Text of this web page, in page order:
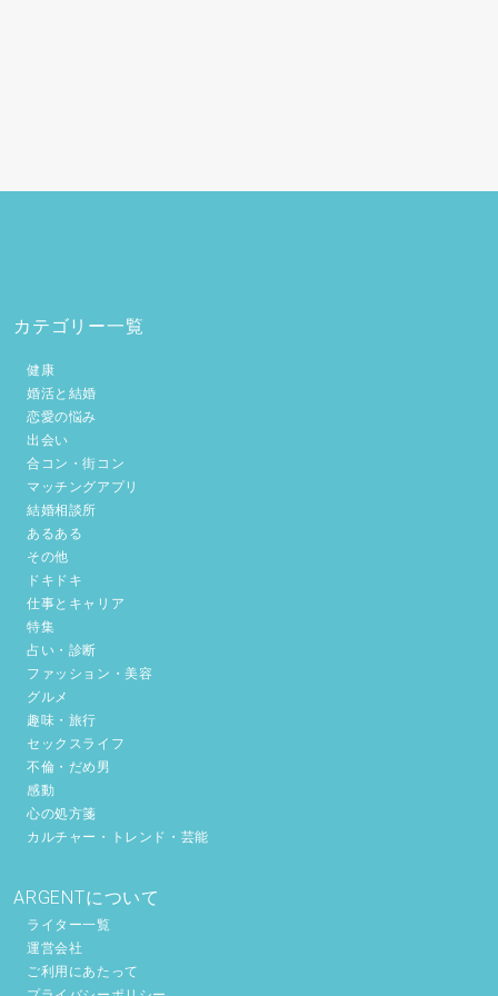
カテゴリー一覧
健康
婚活と結婚
恋愛の悩み
出会い
合コン・街コン
マッチングアプリ
結婚相談所
あるある
その他
ドキドキ
仕事とキャリア
特集
占い・診断
ファッション・美容
グルメ
趣味・旅行
セックスライフ
不倫・だめ男
感動
心の処方箋
カルチャー・トレンド・芸能
ARGENTについて
ライター一覧
運営会社
ご利用にあたって